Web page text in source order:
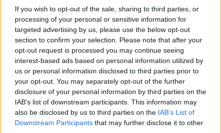
If you wish to opt-out of the sale, sharing to third parties, or
processing of your personal or sensitive information for
targeted advertising by us, please use the below opt-out
section to confirm your selection. Please note that after your
opt-out request is processed you may continue seeing
interest-based ads based on personal information utilized by
us or personal information disclosed to third parties prior to
your opt-out. You may separately opt-out of the further
disclosure of your personal information by third parties on the
IAB’s list of downstream participants. This information may
also be disclosed by us to third parties on the IAB’s List of
Downstream Participants that may further disclose it to other
Csődbe ment a tószegi Accell Hunland, a hazai
kerékpárgyártás meghatározó szereplője
Leállt a termelés a tószegi üzemben, miközben a holland
anyavállalat fizetési haladékot kért. Az európai
kerékpáripar...